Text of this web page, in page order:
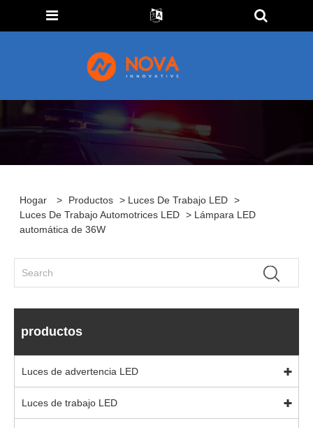
Hogar > Productos > Luces De Trabajo LED >
Luces De Trabajo Automotrices LED > Lámpara LED
automática de 36W
productos
Luces de advertencia LED
Luces de trabajo LED